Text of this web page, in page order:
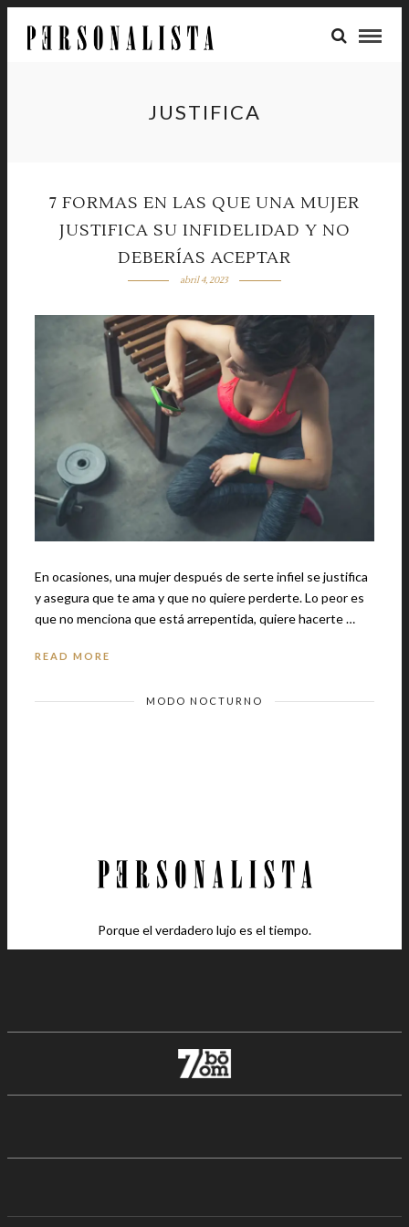
JUSTIFICA
7 FORMAS EN LAS QUE UNA MUJER
JUSTIFICA SU INFIDELIDAD Y NO
DEBERÍAS ACEPTAR
abril 4, 2023
En ocasiones, una mujer después de serte infiel se justifica
y asegura que te ama y que no quiere perderte. Lo peor es
que no menciona que está arrepentida, quiere hacerte …
READ MORE
MODO NOCTURNO
Porque el verdadero lujo es el tiempo.